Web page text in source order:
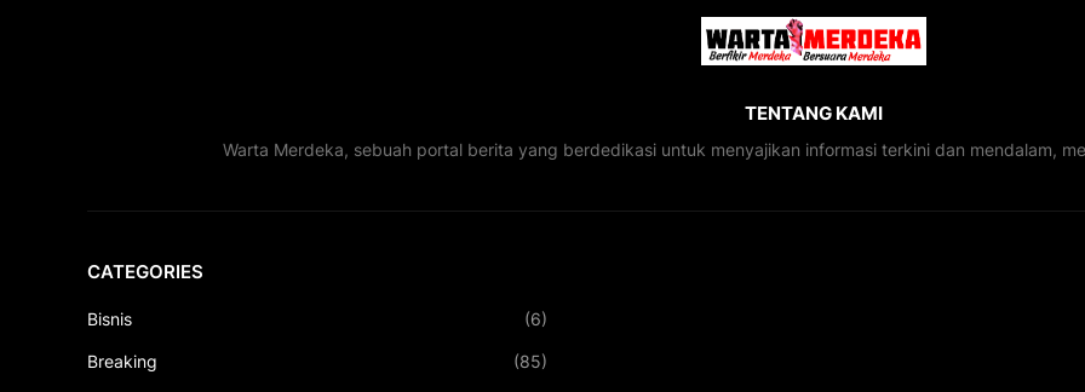
TENTANG KAMI
Warta Merdeka, sebuah portal berita yang berdedikasi untuk menyajikan informasi terkini dan mendalam,
CATEGORIES
Bisnis (6)
Breaking (85)